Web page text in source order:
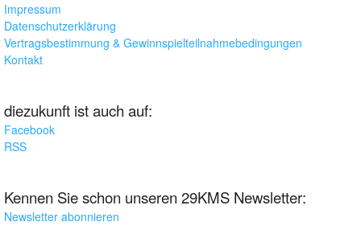
Impressum
Datenschutzerklärung
Vertragsbestimmung & Gewinnspielteilnahmebedingungen
Kontakt
diezukunft ist auch auf:
Facebook
RSS
Kennen Sie schon unseren 29KMS Newsletter:
Newsletter abonnieren